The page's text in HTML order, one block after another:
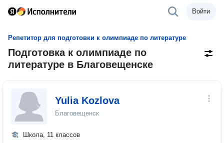
Войти
Репетитор для подготовки к олимпиаде по литературе
Подготовка к олимпиаде по
литературе в Благовещенске
Yulia Kozlova
Благовещенск
Школа, 11 классов